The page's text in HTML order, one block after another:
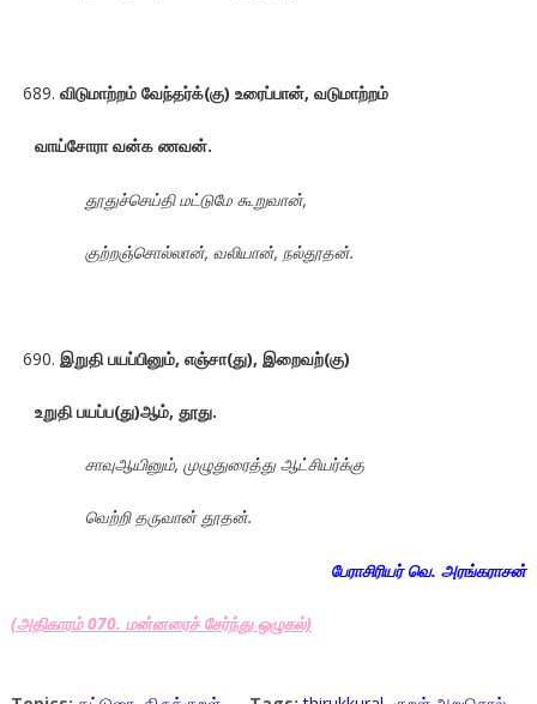
விடுமாற்றம் வேந்தர்க்(கு) உரைப்பான், வடுமாற்றம்
வாய்சோரா வன்க ணவன்.
தூதுச்செய்தி மட்டுமே கூறுவான்,
குற்றஞ்சொல்லான், வலியான், நல்தூதன்.
இறுதி பயப்பினும், எஞ்சா(து), இறைவற்(கு)
உறுதி பயப்ப(து)ஆம், தூது.
சாவுஆயினும், முழுதுரைத்து ஆட்சியர்க்கு
வெற்றி தருவான் தூதன்.
பேராசிரியர் வெ. அரங்கராசன்
(அதிகாரம் 070. மன்னரைச் சேர்ந்து ஒழுகல்)